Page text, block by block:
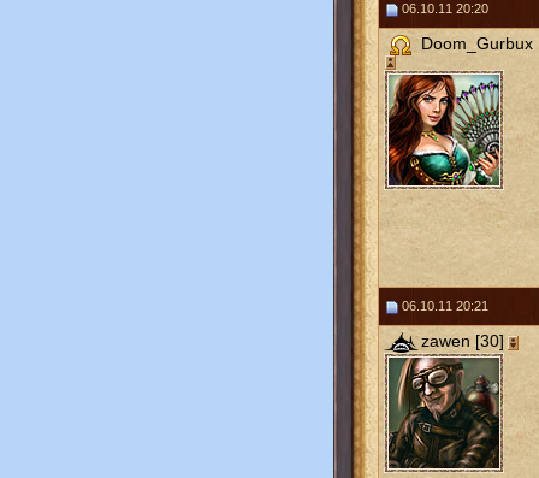
06.10.11 20:20
Doom_Gurbux
06.10.11 20:21
zawen [30]